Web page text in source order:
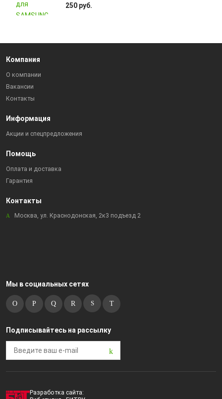
250 руб.
Компания
О компании
Вакансии
Контакты
Информация
Акции и спецпредложения
Помощь
Оплата и доставка
Гарантия
Контакты
Москва, ул. Краснодонская, 2к3 подъезд 2
Мы в социальных сетях
Подписывайтесь на рассылку
Разработка сайта: